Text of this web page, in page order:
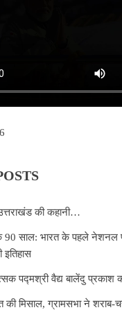
की कहानी…
90 साल: भारत के पहले नेशनल
इतिहास
पद्मश्री वैद्य बालेंदु प्रकाश
की मिसाल, ग्रामसभा ने